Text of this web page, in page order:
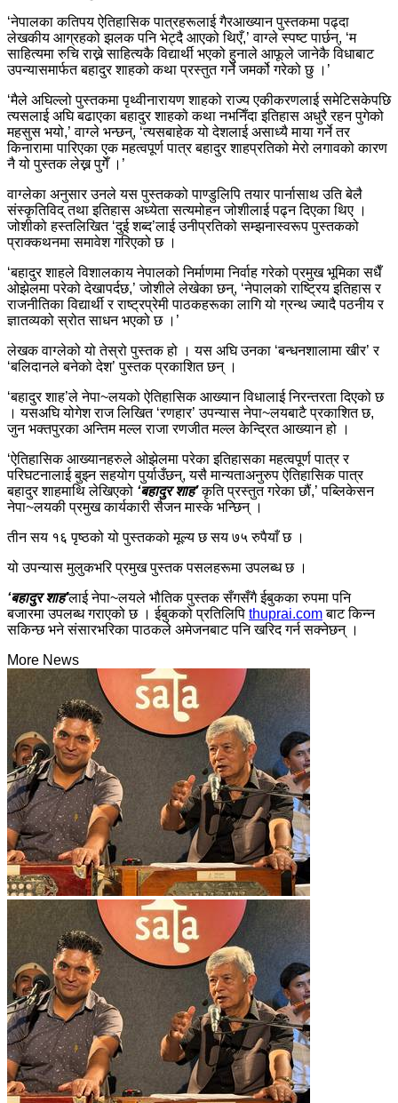
‘नेपालका कतिपय ऐतिहासिक पात्रहरूलाई गैरआख्यान पुस्तकमा पढ्दा
लेखकीय आग्रहको झलक पनि भेट्दै आएको थिएँ,’ वाग्ले स्पष्ट पार्छन्, ‘म
साहित्यमा रुचि राख्ने साहित्यकै विद्यार्थी भएको हुनाले आफूले जानेकै विधाबाट
उपन्यासमार्फत बहादुर शाहको कथा प्रस्तुत गर्ने जमर्को गरेको छु ।’
‘मैले अघिल्लो पुस्तकमा पृथ्वीनारायण शाहको राज्य एकीकरणलाई समेटिसकेपछि
त्यसलाई अघि बढाएका बहादुर शाहको कथा नभनिँदा इतिहास अधुरै रहन पुगेको
महसुस भयो,’ वाग्ले भन्छन्, ‘त्यसबाहेक यो देशलाई असाध्यै माया गर्ने तर
किनारामा पारिएका एक महत्वपूर्ण पात्र बहादुर शाहप्रतिको मेरो लगावको कारण
नै यो पुस्तक लेख्न पुगेँ ।’
वाग्लेका अनुसार उनले यस पुस्तकको पाण्डुलिपि तयार पार्नासाथ उति बेलै
संस्कृतिविद् तथा इतिहास अध्येता सत्यमोहन जोशीलाई पढ्न दिएका थिए ।
जोशीको हस्तलिखित ‘दुई शब्द’लाई उनीप्रतिको सम्झनास्वरूप पुस्तकको
प्राक्कथनमा समावेश गरिएको छ ।
‘बहादुर शाहले विशालकाय नेपालको निर्माणमा निर्वाह गरेको प्रमुख भूमिका सधैँ
ओझेलमा परेको देखापर्दछ,’ जोशीले लेखेका छन्, ‘नेपालको राष्ट्रिय इतिहास र
राजनीतिका विद्यार्थी र राष्ट्रप्रेमी पाठकहरूका लागि यो ग्रन्थ ज्यादै पठनीय र
ज्ञातव्यको स्रोत साधन भएको छ ।’
लेखक वाग्लेको यो तेस्रो पुस्तक हो । यस अघि उनका ‘बन्धनशालामा खीर’ र
‘बलिदानले बनेको देश’ पुस्तक प्रकाशित छन् ।
‘बहादुर शाह’ले नेपा~लयको ऐतिहासिक आख्यान विधालाई निरन्तरता दिएको छ
। यसअघि योगेश राज लिखित ‘रणहार’ उपन्यास नेपा~लयबाटै प्रकाशित छ,
जुन भक्तपुरका अन्तिम मल्ल राजा रणजीत मल्ल केन्द्रित आख्यान हो ।
‘ऐतिहासिक आख्यानहरुले ओझेलमा परेका इतिहासका महत्वपूर्ण पात्र र
परिघटनालाई बुझ्न सहयोग पुर्याउँछन्, यसै मान्यताअनुरुप ऐतिहासिक पात्र
बहादुर शाहमाथि लेखिएको ‘बहादुर शाह’कृति प्रस्तुत गरेका छौं,’ पब्लिकेसन
नेपा~लयकी प्रमुख कार्यकारी सैजन मास्के भन्छिन् ।
तीन सय १६ पृष्ठको यो पुस्तकको मूल्य छ सय ७५ रुपैयाँ छ ।
यो उपन्यास मुलुकभरि प्रमुख पुस्तक पसलहरूमा उपलब्ध छ ।
‘बहादुर शाह’लाई नेपा~लयले भौतिक पुस्तक सँगसँगै ईबुकका रुपमा पनि
बजारमा उपलब्ध गराएको छ । ईबुकको प्रतिलिपि thuprai.comबाट किन्न
सकिन्छ भने संसारभरिका पाठकले अमेजनबाट पनि खरिद गर्न सक्नेछन् ।
More News